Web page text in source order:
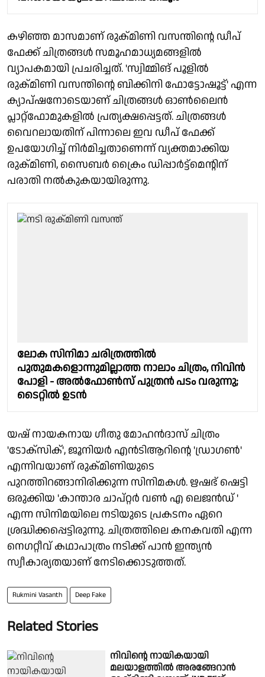
കഴിഞ്ഞ മാസമാണ് രുക്മിണി വസന്തിന്റെ ഡീപ്
ഫേക്ക് ചിത്രങ്ങൾ സമൂഹമാധ്യമങ്ങളിൽ
വ്യാപകമായി പ്രചരിച്ചത്. 'സ്വിമ്മിങ് പൂളിൽ
രുക്മിണി വസന്തിന്റെ ബിക്കിനി ഫോട്ടോഷൂട്ട്' എന്ന
ക്യാപ്ഷനോടെയാണ് ചിത്രങ്ങൾ ഓൺലൈൻ
പ്ലാറ്റ്ഫോമുകളിൽ പ്രത്യക്ഷപ്പെട്ടത്. ചിത്രങ്ങൾ
വൈറലായതിന് പിന്നാലെ ഇവ ഡീപ് ഫേക്ക്
ഉപയോഗിച്ച് നിർമിച്ചതാണെന്ന് വ്യക്തമാക്കിയ
രുക്മിണി, സൈബർ ക്രൈം ഡിപ്പാർട്ട്മെന്റിന്
പരാതി നൽകുകയായിരുന്നു.
ലോക സിനിമാ ചരിത്രത്തിൽ
പുതുമകളൊന്നുമില്ലാത്ത നാലാം ചിത്രം, നിവിൻ
പോളി - അൽഫോൺസ് പുത്രൻ പടം വരുന്നു;
ടൈറ്റിൽ ഉടൻ
യഷ് നായകനായ ഗീതു മോഹൻദാസ് ചിത്രം
'ടോക്സിക്', ജൂനിയർ എൻടിആറിന്റെ 'ഡ്രാഗൺ'
എന്നിവയാണ് രുക്മിണിയുടെ
പുറത്തിറങ്ങാനിരിക്കുന്ന സിനിമകൾ. ഋഷഭ് ഷെട്ടി
ഒരുക്കിയ 'കാന്താര ചാപ്റ്റർ വൺ എ ലെജൻഡ് '
എന്ന സിനിമയിലെ നടിയുടെ പ്രകടനം ഏറെ
ശ്രദ്ധിക്കപ്പെട്ടിരുന്നു. ചിത്രത്തിലെ കനകവതി എന്ന
നെഗറ്റീവ് കഥാപാത്രം നടിക്ക് പാൻ ഇന്ത്യൻ
സ്വീകാര്യതയാണ് നേടിക്കൊടുത്തത്.
Rukmini Vasanth Deep Fake
Related Stories
നിവിന്റെ നായികയായി
മലയാളത്തിൽ അരങ്ങേറാൻ